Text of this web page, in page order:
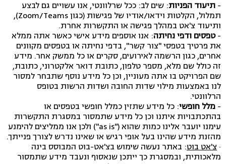
- תיעוד הפניות: שים לב: ככל שרלוונטי, אנו עשויים גם לבצע
תמלול, הקלטות וידאו/אודיו של פגישות (כגון Zoom/Teams),
ותיעוד צ'אט במהלך פגישה או התקשרות אחרת.
-טפסים ודפי נחיתה: אנו אוספים מידע אישי כאשר אתה ממלא
את פרטיך בטפסי "צור קשר", בדפי נחיתה או בטפסים מקוונים
אחרים, כגון הרשמה לאירועים, סקרים או כל ממשק אחר. מידע
זה כולל שם מלא, מספר טלפון, כתובת דואר אלקטרוני, כתובת,
שם הפרויקט בו אתה מעוניין, וכן כל מידע נוסף שתבחר למסור
לנו באמצעות מילוי שדות החובה ושדות הרשות בטופס
הרלוונטי.
- מלל חופשי: כל מידע שתזין כמלל חופשי בטפסים או
בהתכתבויות איתנו וכן כל מידע שתמסור במסגרת התקשרות
עימנו יועבר אלינו כמות שהוא ("as is") ולכן אנו ממליצים להימנע
מהזנת מידע שהינו בעל אופי רגיש או שאינו נדרש לצורך פנייתך.
· צ'אט בוט: באתר נעשה שימוש בצ'אט-בוט המבוסס בינה
מלאכותית, ובמסגרת כך ייתכן שנאסוף ונעבד מידע שתמסור